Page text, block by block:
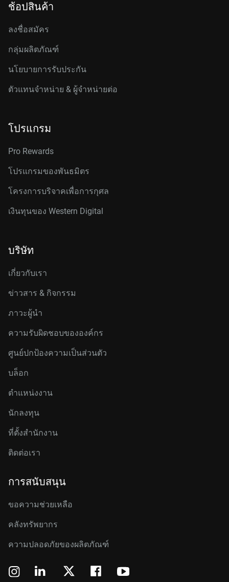
ช้อปสินค้า
ลงชื่อสมัคร
กลุ่มผลิตภัณฑ์
นโยบายการรับประกัน
ตัวแทนจำหน่าย & ผู้จำหน่ายต่อ
โปรแกรม
Pro Rewards
โปรแกรมของพันธมิตร
โครงการบริจาคเพื่อการกุศล
เงินทุนของ Western Digital
บริษัท
เกี่ยวกับเรา
ข่าวสาร & กิจกรรม
ภาวะผู้นำ
ความรับผิดชอบขององค์กร
ศูนย์ปกป้องความเป็นส่วนตัว
บล็อก
ตำแหน่งงาน
นักลงทุน
ที่ตั้งสำนักงาน
ติดต่อเรา
การสนับสนุน
ขอความช่วยเหลือ
คลังทรัพยากร
ความปลอดภัยของผลิตภัณฑ์